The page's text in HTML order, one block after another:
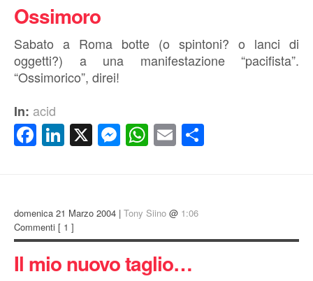
Ossimoro
Sabato a Roma botte (o spintoni? o lanci di
oggetti?) a una manifestazione “pacifista”.
“Ossimorico”, direi!
In: acid
Facebook
LinkedIn
X Messenger
WhatsApp
Email
domenica 21 Marzo 2004 | Tony Siino @ 1:06
Commenti [ 1 ]
Il mio nuovo taglio…